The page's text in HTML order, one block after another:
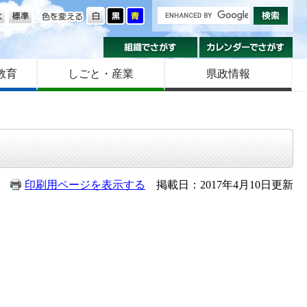
色を変える
大きさ
組織でさがす
育 しごと・産業 県政情報
印刷用ページを表示する 掲載日：2017年4月10日更新